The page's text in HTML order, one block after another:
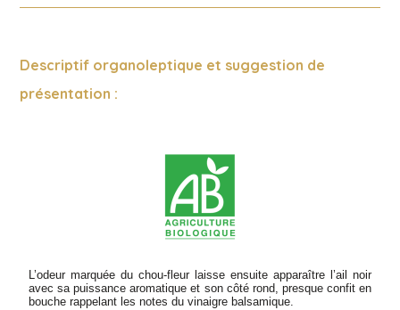
Descriptif organoleptique et suggestion de
présentation :
L’odeur marquée du chou-fleur laisse ensuite apparaître l’ail noir
avec sa puissance aromatique et son côté rond, presque confit en
bouche rappelant les notes du vinaigre balsamique.